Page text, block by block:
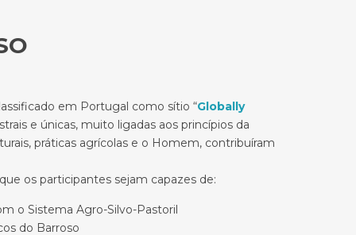
em Portugal como sítio “Globally
e únicas, muito ligadas aos princípios da
práticas agrícolas e o Homem, contribuíram
os participantes sejam capazes de:
o Sistema Agro-Silvo-Pastoril
do Barroso